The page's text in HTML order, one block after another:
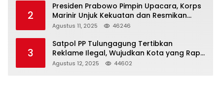
2
Presiden Prabowo Pimpin Upacara, Korps
Marinir Unjuk Kekuatan dan Resmikan
Struktur Baru
Agustus 11, 2025 46246
3
Satpol PP Tulungagung Tertibkan
Reklame Ilegal, Wujudkan Kota yang Rapi
dan Indah
Agustus 12, 2025 44602